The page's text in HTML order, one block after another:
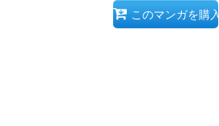
このマンガを購入